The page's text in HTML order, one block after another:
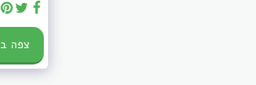
צפה